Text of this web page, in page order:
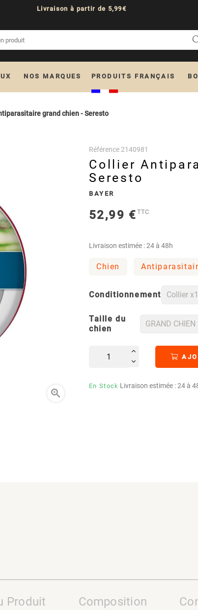
Livraison à partir de 5,99€
NOS MARQUES PRODUITS FRANÇAIS
grand chien - Seresto

Référence 2140981
Collier
Seresto
BAYER
52,99 € TTC
Livraison estimée : 24 à 48h
Chien
Conditionnement
Taille du
chien
En Stock Livraison estimée : 24 à
Produit Composition